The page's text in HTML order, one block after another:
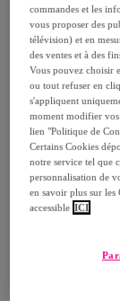
8,01 €
9,61 €
-16%
Reprise
voir les
commandes et les
vous proposer des
télévision) et en
des ventes et à des
Vous pouvez choisir
ou tout refuser en
s'appliquent
moment modifier vos
lien "Politique de
Certains Cookies
notre service tel que
personnalisation de
en savoir plus sur
accessible ICI